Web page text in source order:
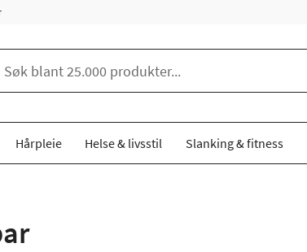
Hårpleie Helse & livsstil Slanking & fitness